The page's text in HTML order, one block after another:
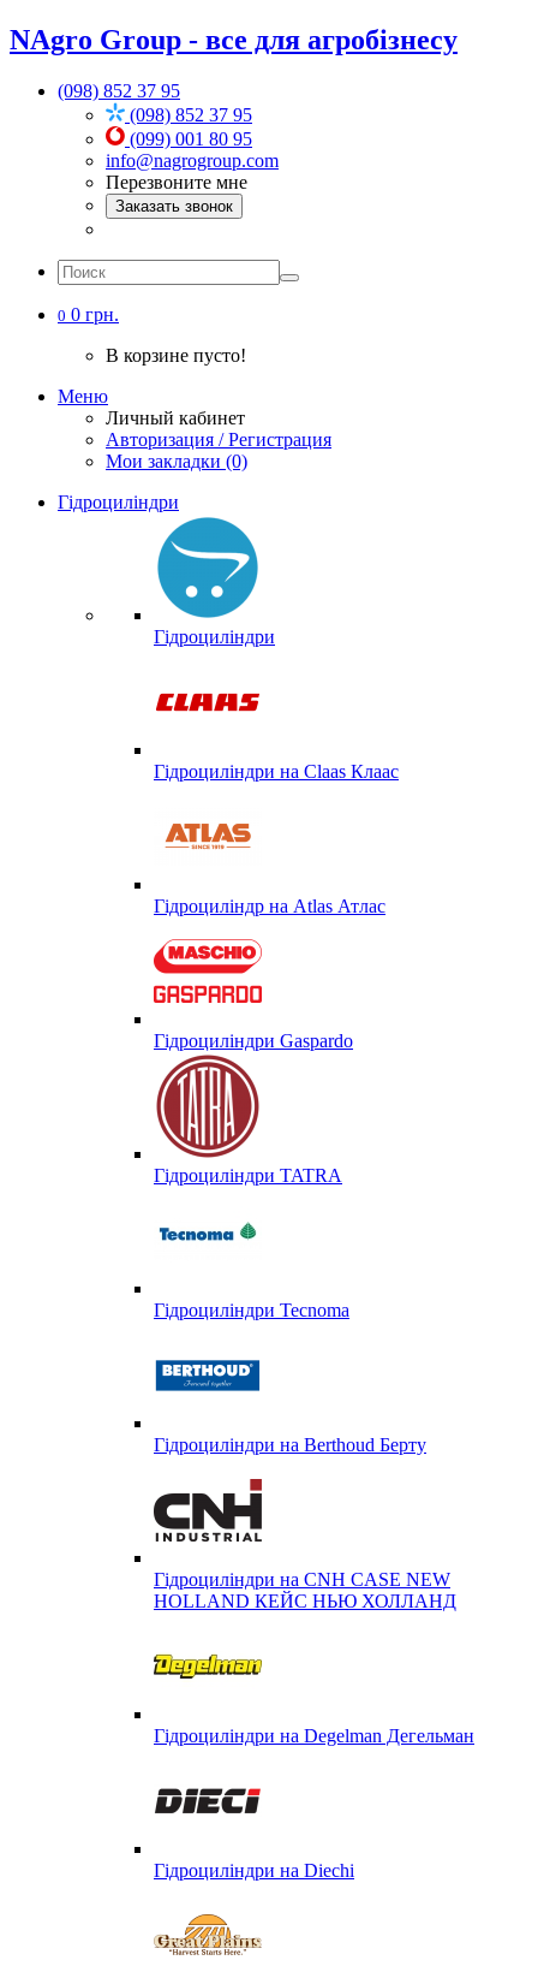
NAgro Group - все для агробізнесу
(098) 852 37 95
(098) 852 37 95
(099) 001 80 95
info@nagrogroup.com
Перезвоните мне
Заказать звонок
0 0 грн.
В корзине пусто!
Меню
Личный кабинет
Авторизация / Регистрация
Мои закладки (0)
Гідроциліндри
Гідроциліндри
Гідроциліндри на Claas Клаас
Гідроциліндр на Atlas Атлас
Гідроциліндри Gaspardo
Гідроциліндри TATRA
Гідроциліндри Tecnoma
Гідроциліндри на Berthoud Берту
Гідроциліндри на CNH CASE NEW
HOLLAND КЕЙС НЬЮ ХОЛЛАНД
Гідроциліндри на Degelman Дегельман
Гідроциліндри на Diechi